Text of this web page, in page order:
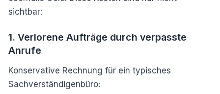
sichtbar:
1. Verlorene Aufträge durch verpasste
Anrufe
Konservative Rechnung für ein typisches
Sachverständigenbüro: